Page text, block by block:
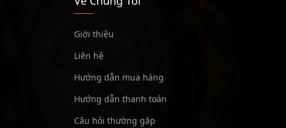
Giới thiệu
Liên hệ
Hướng dẫn mua hàng
Hướng dẫn thanh toán
Câu hỏi thường gặp